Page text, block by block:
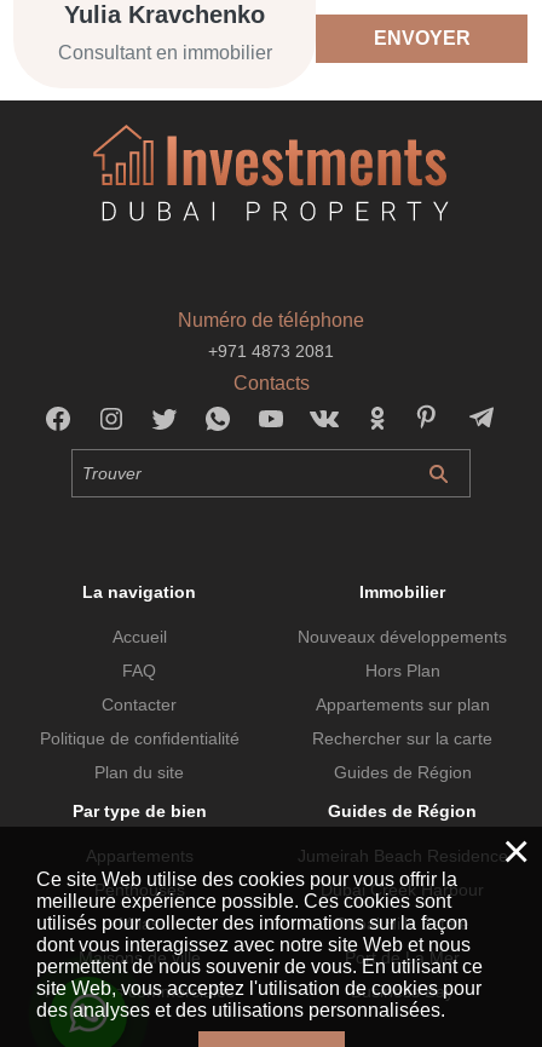
Yulia Kravchenko
Consultant en immobilier
ENVOYER
Numéro de téléphone
+971 4873 2081
Contacts
La navigation
Accueil
FAQ
Contacter
Politique de confidentialité
Plan du site
Immobilier
Nouveaux développements
Hors Plan
Appartements sur plan
Rechercher sur la carte
Guides de Région
Par type de bien
Appartements
Penthouses
Villas
Maisons de ville
Propriétés commerciales
Guides de Région
Jumeirah Beach Residence
Dubai Creek Harbour
Dubai Hills Estate
Port de La Mer
Business Bay
×
Ce site Web utilise des cookies pour vous offrir la
meilleure expérience possible. Ces cookies sont
utilisés pour collecter des informations sur la façon
dont vous interagissez avec notre site Web et nous
permettent de nous souvenir de vous. En utilisant ce
site Web, vous acceptez l'utilisation de cookies pour
des analyses et des utilisations personnalisées.